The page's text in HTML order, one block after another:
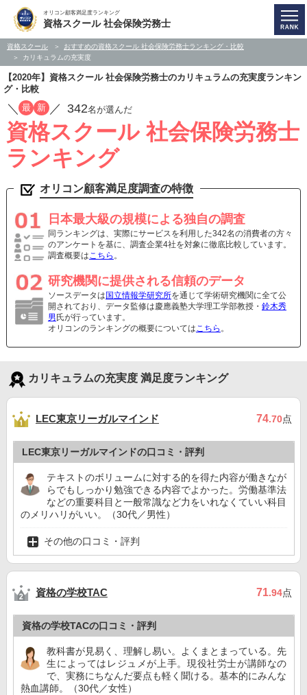
オリコン顧客満足度ランキング
資格スクール 社会保険労務士
資格スクール
おすすめの資格スクール 社会保険労務士ランキング・比較
カリキュラムの充実度
【2020年】資格スクール 社会保険労務士のカリキュラムの充実度ランキン
グ・比較
／ 最 新 ／ 342名が選んだ
資格スクール 社会保険労務士
ランキング
オリコン顧客満足度調査の特徴
日本最大級の規模による独自の調査
同ランキングは、実際にサービスを利用した342名の消費者の方々
のアンケートを基に、調査企業4社を対象に徹底比較しています。
調査概要はこちら 。
研究機関に提供される信頼のデータ
ソースデータは 国立情報学研究所を通じて学術研究機関に全て公
開されており、データ監修は慶應義塾大学理工学部教授・ 鈴木秀
男 氏が行っています。
オリコンのランキングの概要についてはこちら 。
カリキュラムの充実度 満足度ランキング
LEC東京リーガルマインド 74.70点
LEC東京リーガルマインドの口コミ・評判
テキストのボリュームに対する的を得た内容が働きなが
らでもしっかり勉強できる内容でよかった。労働基準法
などの重要科目と一般常識など力をいれなくていい科目
のメリハリがいい。（30代／男性）
その他の口コミ・評判
資格の学校TAC 71.94点
資格の学校TACの口コミ・評判
教科書が見易く、理解し易い。よくまとまっている。先
生によってはレジュメが上手。現役社労士が講師なの
で、実務にちなんだ要点も軽く聞ける。基本的にみんな
熱血講師。（30代／女性）